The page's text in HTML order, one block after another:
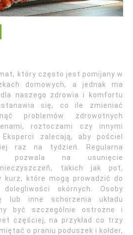
który często jest pomijany w
domowych, a jednak ma
naszego zdrowia i komfortu
się, co ile zmieniać
problemów zdrowotnych
roztoczami czy innymi
Eksperci zalecają, aby pościel
raz na tydzień. Regularna
pozwala na usunięcie
takich jak pot,
kurz, które mogą prowadzić do
skórnych. Osoby
lub inne schorzenia układu
być szczególnie ostrożne i
częściej, na przykład co trzy
o praniu poduszek i kołder,